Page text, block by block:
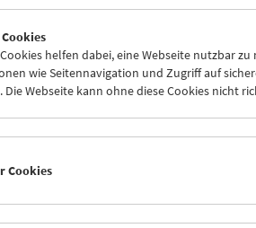
helfen dabei, eine Webseite nutzbar zu
wie Seitennavigation und Zugriff auf
Die Webseite kann ohne diese Cookies nicht
Cookies